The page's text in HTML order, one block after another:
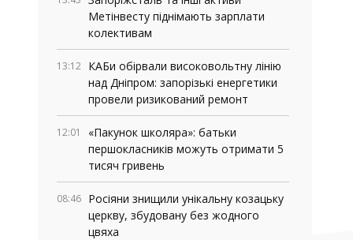
Метінвесту піднімають зарплати
колективам
13:12 КАБи обірвали високовольтну лінію
над Дніпром: запорізькі енергетики
провели ризикований ремонт
12:01
«Пакунок школяра»: батьки
першокласників можуть отримати 5
тисяч гривень
08:46 Росіяни знищили унікальну козацьку
церкву, збудовану без жодного
цвяха